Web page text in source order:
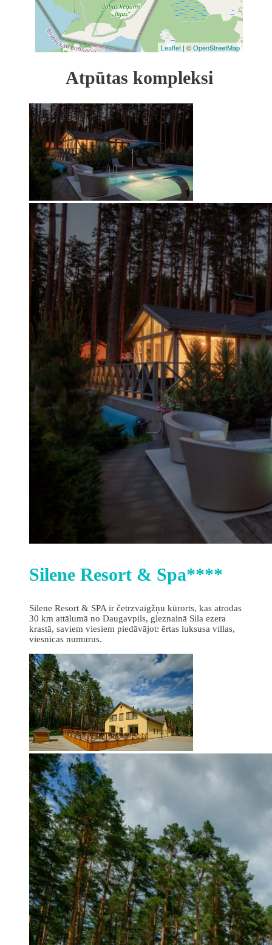
Leaflet | ©OpenStreetMap
Atpūtas kompleksi
Silene Resort & Spa****
Silene Resort & SPA ir četrzvaigžņu kūrorts, kas atrodas
30 km attālumā no Daugavpils, gleznainā Sila ezera
krastā, saviem viesiem piedāvājot: ērtas luksusa villas,
viesnīcas numurus.